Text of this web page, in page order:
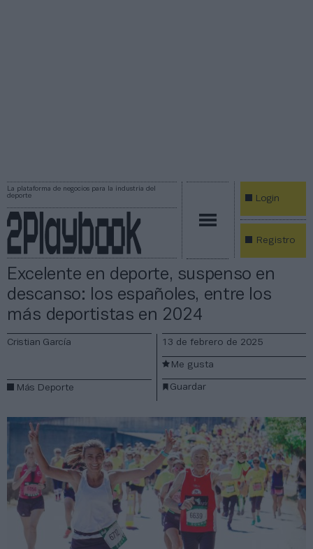
La plataforma de negocios para la industria del
deporte
Login
Registro
Excelente en deporte, suspenso en
descanso: los españoles, entre los
más deportistas en 2024
Cristian García
Más Deporte
13 de febrero de 2025
Guardar
Me gusta